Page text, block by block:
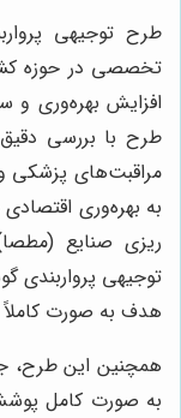
طرح توجیهی
تخصصی در حوزه
افزایش بهره‌وری و
طرح با بررسی دقیق
مراقبت‌های پزشکی
به بهره‌وری
ریزی صنایع
توجیهی پرواربندی
هدف به صورت
همچنین این طرح،
به صورت کامل